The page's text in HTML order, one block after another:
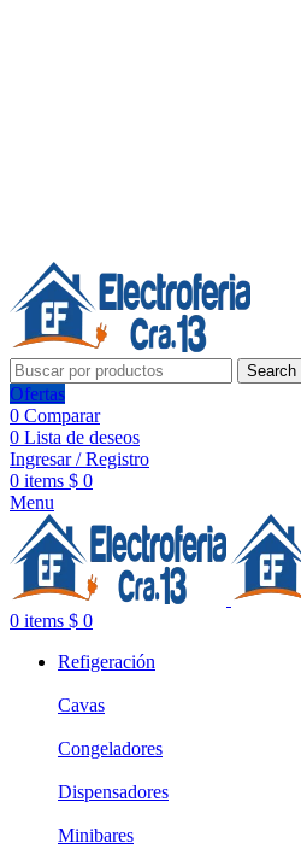
Search
Ofertas
0 Comparar
0 Lista de deseos
Ingresar / Registro
0 items $ 0
Menu
0 items $ 0
Refigeración
Cavas
Congeladores
Dispensadores
Minibares